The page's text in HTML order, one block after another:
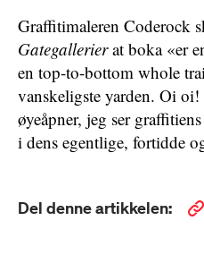
Graffitimaleren Coderock
Gategallerierat boka «er
en top-to-bottom whole
vanskeligste yarden. Oi
øyeåpner, jeg ser
i dens egentlige, fortidde
Del denne artikkelen: